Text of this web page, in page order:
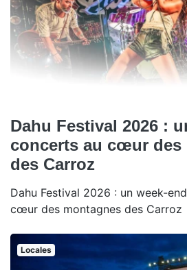
Dahu Festival 2026 :
concerts au cœur des
des Carroz
Dahu Festival 2026 : un week-
cœur des montagnes des Carroz
Locales